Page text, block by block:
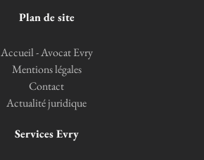
Plan de site
Accueil - Avocat Evry
Mentions légales
Contact
Actualité juridique
Services Evry